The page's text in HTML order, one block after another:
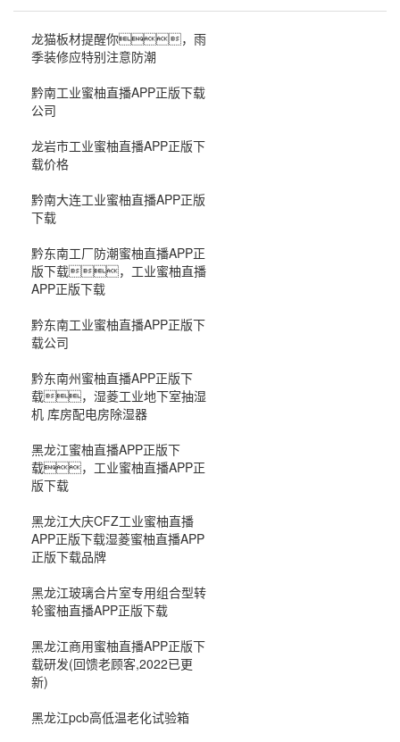
龙猫板材提醒你，雨
季装修应特别注意防潮
黔南工业蜜柚直播APP正版下载
公司
龙岩市工业蜜柚直播APP正版下
载价格
黔南大连工业蜜柚直播APP正版
下载
黔东南工厂防潮蜜柚直播APP正
版下载，工业蜜柚直播
APP正版下载
黔东南工业蜜柚直播APP正版下
载公司
黔东南州蜜柚直播APP正版下
载，湿菱工业地下室抽湿
机 库房配电房除湿器
黑龙江蜜柚直播APP正版下
载，工业蜜柚直播APP正
版下载
黑龙江大庆CFZ工业蜜柚直播
APP正版下载湿菱蜜柚直播APP
正版下载品牌
黑龙江玻璃合片室专用组合型转
轮蜜柚直播APP正版下载
黑龙江商用蜜柚直播APP正版下
载研发(回馈老顾客,2022已更
新)
黑龙江pcb高低温老化试验箱